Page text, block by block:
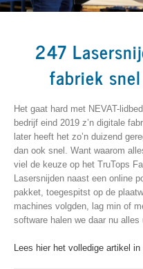
247
fabriek
Het gaat hard met NEVAT-
bedrijf eind 2019 z’n digitale
later heeft het zo’n duizend
dan ook snel. Want waarom
viel de keuze op het TruTops
Lasersnijden naast een online
pakket, toegespitst op de
machines volgden, lag min of
software halen we daar nu alles
Lees hier het volledige artikel